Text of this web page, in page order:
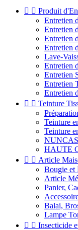
  Produit
Entretien
Entretien
Entretien
Entretien
Lave-
Entretien
Entretien
Entretien
Entretien
  Teinture
Teinture
Teinture
HAUTE
  Article
Bougie et
Article
Panier,
Balai,
Lampe
  Insecticide